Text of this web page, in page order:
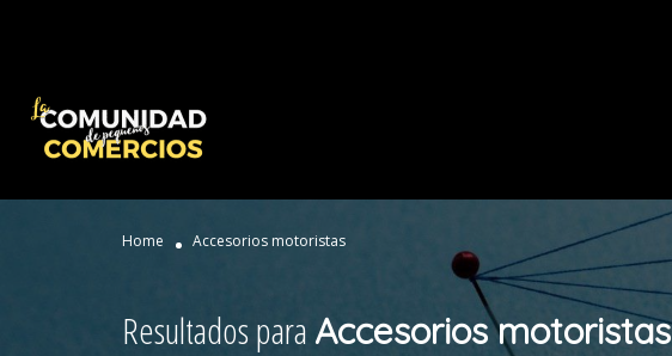
Home Accesorios motoristas
Resultados paraAccesorios motoristas